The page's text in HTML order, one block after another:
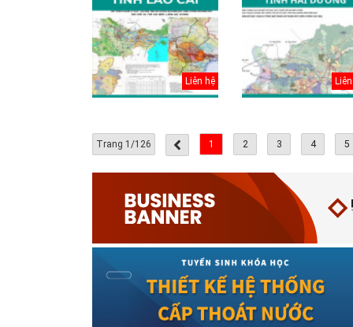
Liên hệ
Trang 1/126 1 2 3 4 5
Cấp nước-Bản vẽ
chi tiết cấu tạo
hố van đồng...
vẽ thiết kế kỹ
thuật cống tròn...
Hồ sơ mẫu bản
vẽ thiết kế hệ